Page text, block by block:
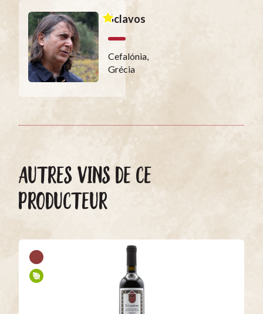
Sclavos
Cefalónia,
Grécia
AUTRES VINS DE CE
PRODUCTEUR